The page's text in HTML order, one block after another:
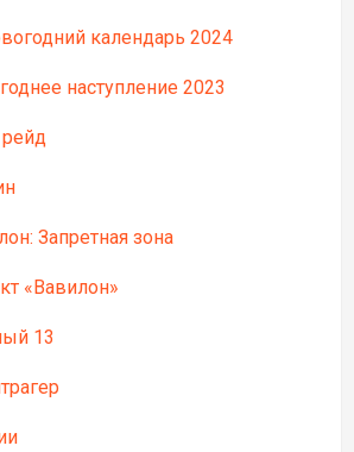
календарь 2024
наступление 2023
Запретная зона
«Вавилон»
13